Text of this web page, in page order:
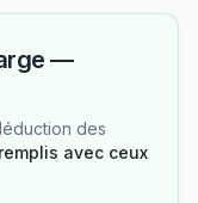
—
des
avec ceux